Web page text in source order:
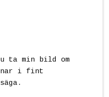
ta min bild om
i fint